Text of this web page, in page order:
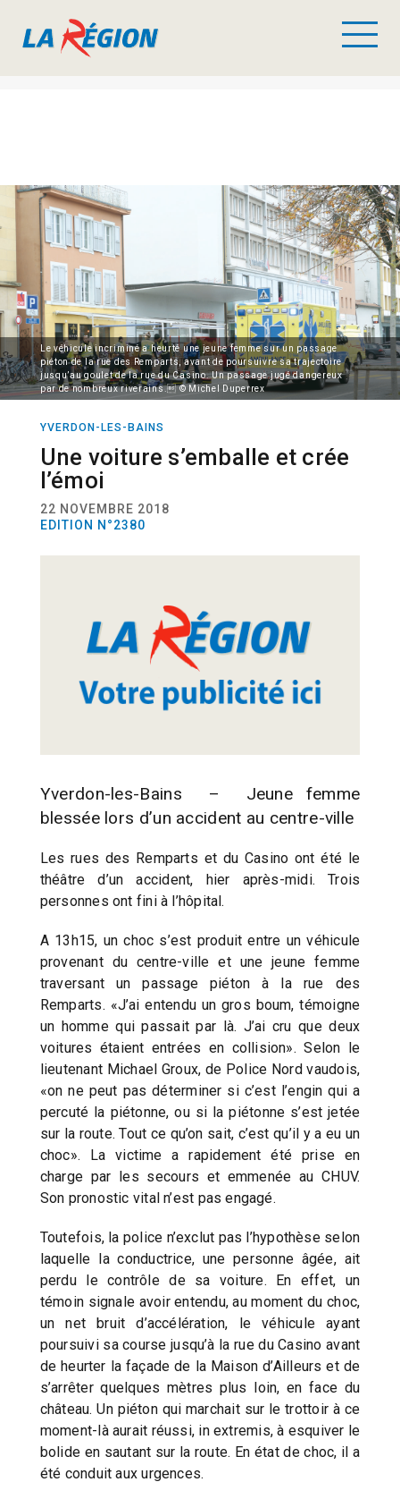
Le véhicule incriminé a heurté une jeune femme sur un passage
piéton de la rue des Remparts, avant de poursuivre sa trajectoire
jusqu’au goulet de la rue du Casino. Un passage jugé dangereux
par de nombreux riverains. © Michel Duperrex
YVERDON-LES-BAINS
Une voiture s’emballe et crée
l’émoi
22 NOVEMBRE 2018
EDITION N°2380
Yverdon-les-Bains – Jeune femme
blessée lors d’un accident au centre-ville
Les rues des Remparts et du Casino ont été le
théâtre d’un accident, hier après-midi. Trois
personnes ont fini à l’hôpital.
A 13h15, un choc s’est produit entre un véhicule
provenant du centre-ville et une jeune femme
traversant un passage piéton à la rue des
Remparts. «J’ai entendu un gros boum, témoigne
un homme qui passait par là. J’ai cru que deux
voitures étaient entrées en collision». Selon le
lieutenant Michael Groux, de Police Nord vaudois,
«on ne peut pas déterminer si c’est l’engin qui a
percuté la piétonne, ou si la piétonne s’est jetée
sur la route. Tout ce qu’on sait, c’est qu’il y a eu un
choc». La victime a rapidement été prise en
charge par les secours et emmenée au CHUV.
Son pronostic vital n’est pas engagé.
Toutefois, la police n’exclut pas l’hypothèse selon
laquelle la conductrice, une personne âgée, ait
perdu le contrôle de sa voiture. En effet, un
témoin signale avoir entendu, au moment du choc,
un net bruit d’accélération, le véhicule ayant
poursuivi sa course jusqu’à la rue du Casino avant
de heurter la façade de la Maison d’Ailleurs et de
s’arrêter quelques mètres plus loin, en face du
château. Un piéton qui marchait sur le trottoir à ce
moment-là aurait réussi, in extremis, à esquiver le
bolide en sautant sur la route. En état de choc, il a
été conduit aux urgences.